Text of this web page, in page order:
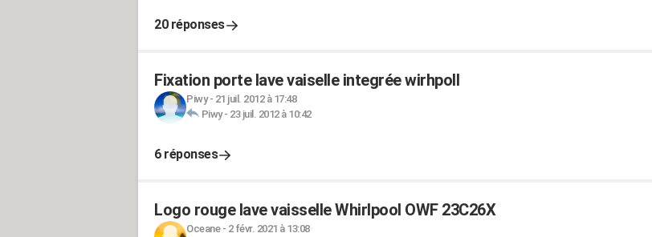
20 réponses
Fixation porte lave vaiselle integrée wirhpoll
Piwy- 21 juil. 2012 à 17:48
Piwy- 23 juil. 2012 à 10:42
6 réponses
Logo rouge lave vaisselle Whirlpool OWF 23C26X
Oceane- 2 févr. 2021 à 13:08